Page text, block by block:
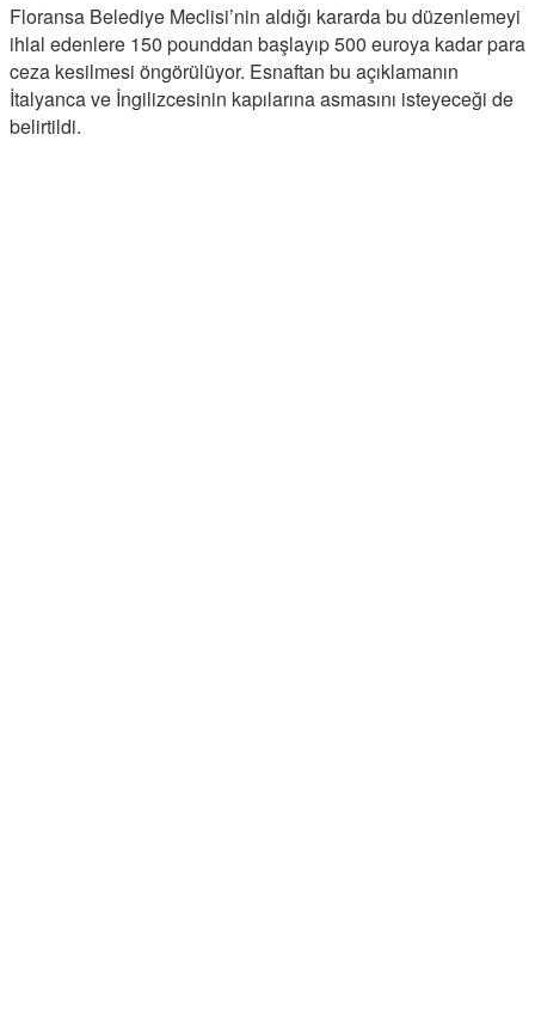
Floransa Belediye Meclisi’nin aldığı kararda bu düzenlemeyi
ihlal edenlere 150 pounddan başlayıp 500 euroya kadar para
ceza kesilmesi öngörülüyor. Esnaftan bu açıklamanın
İtalyanca ve İngilizcesinin kapılarına asmasını isteyeceği de
belirtildi.